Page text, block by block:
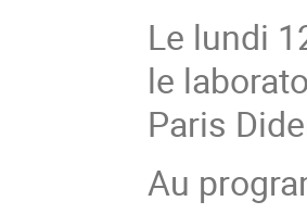
Le lundi
le
Paris
Au